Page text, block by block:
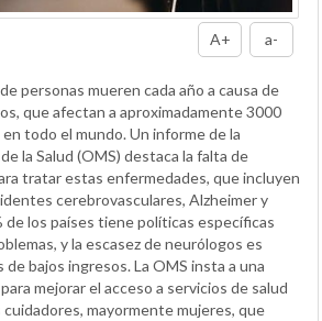
A+ a-
personas mueren cada año a causa de
que afectan a aproximadamente 3000
todo el mundo. Un informe de la
la Salud (OMS) destaca la falta de
tratar estas enfermedades, que incluyen
cerebrovasculares, Alzheimer y
de los países tiene políticas específicas
y la escasez de neurólogos es
bajos ingresos. La OMS insta a una
mejorar el acceso a servicios de salud
cuidadores, mayormente mujeres, que